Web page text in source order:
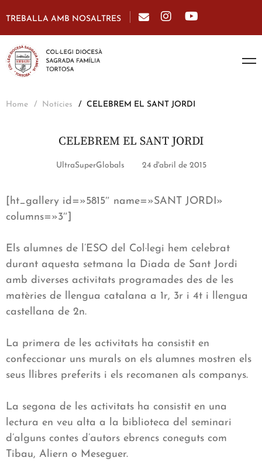
TREBALLA AMB NOSALTRES
Home Notícies CELEBREM EL SANT JORDI
CELEBREM EL SANT JORDI
UltraSuperGlobals 24 d'abril de 2015
[ht_gallery id=»5815″ name=»SANT JORDI»
columns=»3″]
Els alumnes de l’ESO del Col·legi hem celebrat
durant aquesta setmana la Diada de Sant Jordi
amb diverses activitats programades des de les
matèries de llengua catalana a 1r, 3r i 4t i llengua
castellana de 2n.
La primera de les activitats ha consistit en
confeccionar uns murals on els alumnes mostren els
seus llibres preferits i els recomanen als companys.
La segona de les activitats ha consistit en una
lectura en veu alta a la biblioteca del seminari
d’alguns contes d’autors ebrencs coneguts com
Tibau, Aliern o Meseguer.